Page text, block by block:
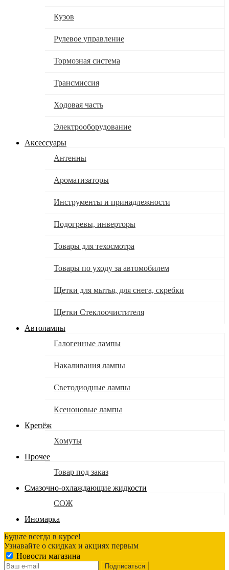
Кузов
Рулевое управление
Тормозная система
Трансмиссия
Ходовая часть
Электрооборудование
Аксессуары
Антенны
Ароматизаторы
Инструменты и принадлежности
Подогревы, инверторы
Товары для техосмотра
Товары по уходу за автомобилем
Щетки для мытья, для снега, скребки
Щетки Стеклоочистителя
Автолампы
Галогенные лампы
Накаливания лампы
Светодиодные лампы
Ксеноновые лампы
Крепёж
Хомуты
Прочее
Товар под заказ
Смазочно-охлаждающие жидкости
СОЖ
Иномарка
Будьте всегда в курсе!
Узнавайте о скидках и акциях первым
Новости магазина